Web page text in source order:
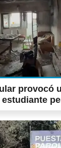
provocó
estudiante